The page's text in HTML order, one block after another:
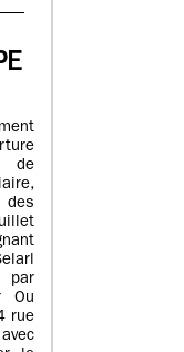
de
par
Ou
rue